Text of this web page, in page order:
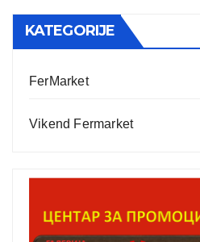
KATEGORIJE
FerMarket
Vikend Fermarket